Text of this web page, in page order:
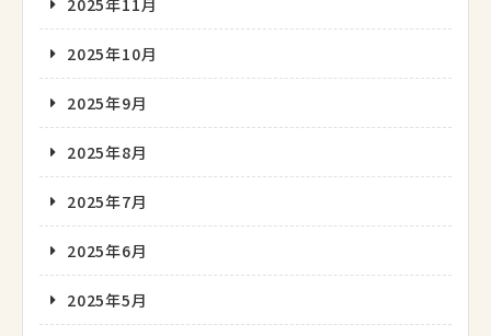
2025年10月
2025年9月
2025年8月
2025年7月
2025年6月
2025年5月